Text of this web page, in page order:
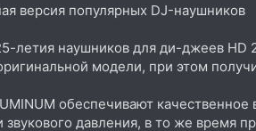
версия популярных DJ-наушников
летия наушников для ди-джеев HD
модели, при этом
обеспечивают
звукового давления, в то же время